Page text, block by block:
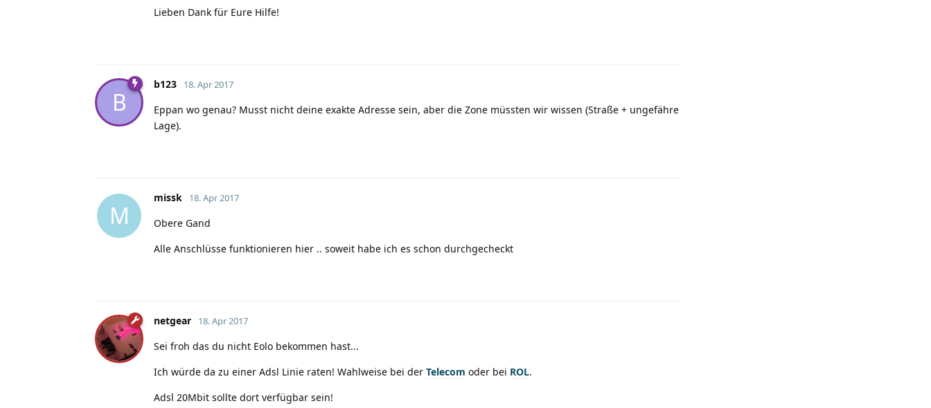
Lieben Dank für Eure Hilfe!
B
b123 18. Apr 2017
Eppan wo genau? Musst nicht deine exakte Adresse sein, aber die Zone müssten wir wissen (Straße + ungefähre
Lage).
M
missk 18. Apr 2017
Obere Gand
Alle Anschlüsse funktionieren hier .. soweit habe ich es schon durchgecheckt
netgear 18. Apr 2017
Sei froh das du nicht Eolo bekommen hast...
Ich würde da zu einer Adsl Linie raten! Wahlweise bei der Telecom oder bei ROL.
Adsl 20Mbit sollte dort verfügbar sein!